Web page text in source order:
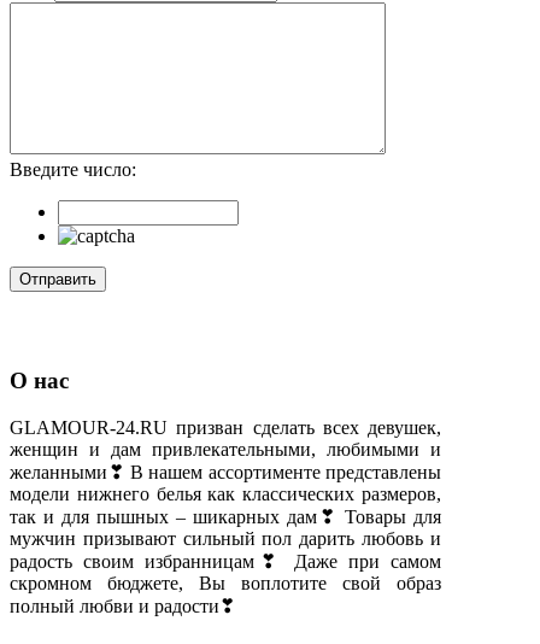
Введите число:
О нас
GLAMOUR-24.RU призван сделать всех девушек,
женщин и дам привлекательными, любимыми и
желанными❣ В нашем ассортименте представлены
модели нижнего белья как классических размеров,
так и для пышных – шикарных дам❣ Товары для
мужчин призывают сильный пол дарить любовь и
радость своим избранницам❣ Даже при самом
скромном бюджете, Вы воплотите свой образ
полный любви и радости❣